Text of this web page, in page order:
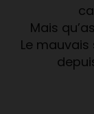
Mais
Le